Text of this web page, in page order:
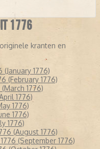
1776
kranten en
1776)
(February 1776)
1776)
1776)
1776)
1776)
1776)
(August 1776)
(September 1776)